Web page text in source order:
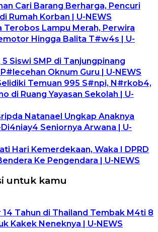
Cari Barang Berharga, Pencuri
Rumah Korban | U-NEWS
Terobos Lampu Merah, Perwira
Hingga Balita T#w4s | U-
Siswi SMP di Tanjungpinang
Oknum Guru | U-NEWS
Temuan 995 S#npi, N#rkob4,
di Ruang Yayasan Sekolah | U-
Natanael Ungkap Anaknya
Seniornya Arwana | U-
Hari Kemerdekaan, Waka I DPRD
Ke Pengendara | U-NEWS
untuk kamu
14 Tahun di Thailand Tembak M4ti 8
Kakek Neneknya | U-NEWS